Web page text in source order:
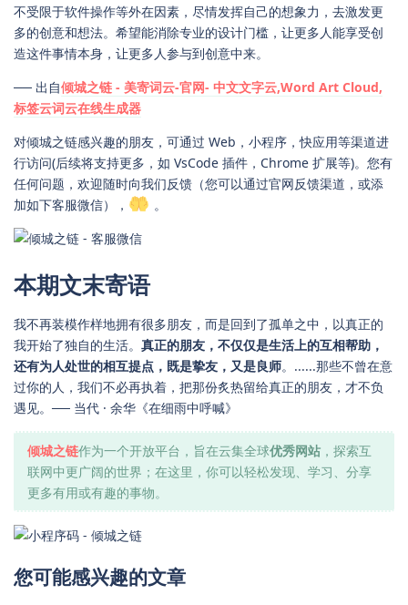
不受限于软件操作等外在因素，尽情发挥自己的想象力，去激发更
多的创意和想法。希望能消除专业的设计门槛，让更多人能享受创
造这件事情本身，让更多人参与到创意中来。
── 出自倾城之链 - 美寄词云-官网- 中文文字云,Word Art Cloud,
标签云词云在线生成器
对倾城之链感兴趣的朋友，可通过 Web，小程序，快应用等渠道进
行访问(后续将支持更多，如 VsCode 插件，Chrome 扩展等)。您有
任何问题，欢迎随时向我们反馈（您可以通过官网反馈渠道，或添
加如下客服微信），
。
本期文末寄语
我不再装模作样地拥有很多朋友，而是回到了孤单之中，以真正的
我开始了独自的生活。 真正的朋友，不仅仅是生活上的互相帮助，
还有为人处世的相互提点，既是挚友，又是良师。......那些不曾在意
过你的人，我们不必再执着，把那份炙热留给真正的朋友，才不负
遇见。── 当代 · 余华《在细雨中呼喊》
倾城之链作为一个开放平台，旨在云集全球优秀网站 ，探索互
联网中更广阔的世界；在这里，你可以轻松发现、学习、分享
更多有用或有趣的事物。
您可能感兴趣的文章